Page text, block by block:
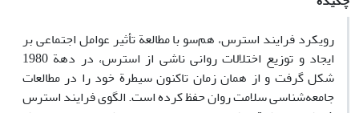
رویکرد فرایند استرس، هم‌سو با مطالعة تأثیر عوامل اجتماعی بر
ایجاد و توزیع اختلالات روانی ناشی از استرس، در دهة 1980
شکل گرفت و از همان زمان تاکنون سیطرة خود را در مطالعات
جامعه‌شناسی سلامت روان حفظ کرده است. الگوی فرایند استرس